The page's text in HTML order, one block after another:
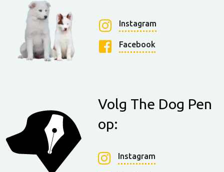
Instagram
Facebook
Volg The Dog Pen
op:
Instagram